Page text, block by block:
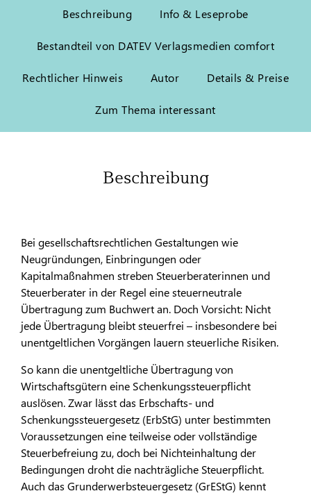
Beschreibung Info & Leseprobe
Bestandteil von DATEV Verlagsmedien comfort
Rechtlicher Hinweis Autor Details & Preise
Zum Thema interessant
Beschreibung
Bei gesellschaftsrechtlichen Gestaltungen wie
Neugründungen, Einbringungen oder
Kapitalmaßnahmen streben Steuerberaterinnen und
Steuerberater in der Regel eine steuerneutrale
Übertragung zum Buchwert an. Doch Vorsicht: Nicht
jede Übertragung bleibt steuerfrei – insbesondere bei
unentgeltlichen Vorgängen lauern steuerliche Risiken.
So kann die unentgeltliche Übertragung von
Wirtschaftsgütern eine Schenkungssteuerpflicht
auslösen. Zwar lässt das Erbschafts- und
Schenkungssteuergesetz (ErbStG) unter bestimmten
Voraussetzungen eine teilweise oder vollständige
Steuerbefreiung zu, doch bei Nichteinhaltung der
Bedingungen droht die nachträgliche Steuerpflicht.
Auch das Grunderwerbsteuergesetz (GrEStG) kennt